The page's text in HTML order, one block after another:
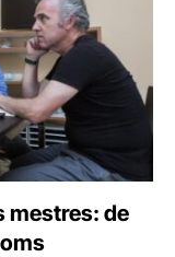
mestres: de